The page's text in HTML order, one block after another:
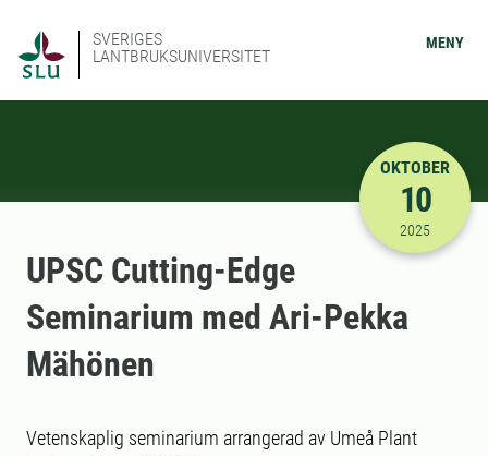
SVERIGES
LANTBRUKSUNIVERSITET
MENY
2025-10-
OKTOBER
10
2025
UPSC Cutting-Edge
Seminarium med Ari-Pekka
Mähönen
Vetenskaplig seminarium arrangerad av Umeå Plant